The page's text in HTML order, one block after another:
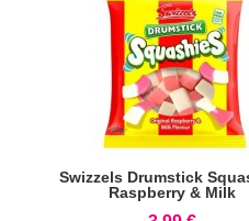
Swizzels Drumstick
Raspberry & Milk